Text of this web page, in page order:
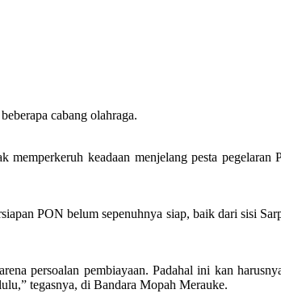
cabang olahraga.
keadaan menjelang pesta
PON belum sepenuhnya siap, baik dari sisi
persoalan pembiayaan. Padahal ini kan
tegasnya, di Bandara Mopah Merauke.